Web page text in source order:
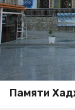
Памяти